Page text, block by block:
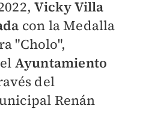
Vicky Villa
con la Medalla
"Cholo",
Ayuntamiento
del
Renán